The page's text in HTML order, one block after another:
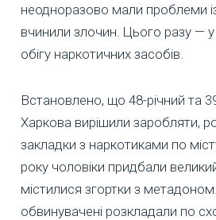
неодноразово мали проблеми
вчинили злочин. Цього разу —
обігу наркотичних засобів.
Встановлено, що 48-річний та
Харкова вирішили заробляти,
закладки з наркотиками по
року чоловіки придбали
містилися згортки з
обвинувачені розкладали по